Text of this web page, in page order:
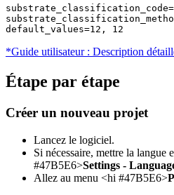
default_values=12, 12
*Guide utilisateur : Description
Étape par étape
Créer un nouveau projet
Lancez le logiciel.
Si nécessaire, mettre la langue
#47B5E6>Settings -
Allez au menu <hi #47B5E6>